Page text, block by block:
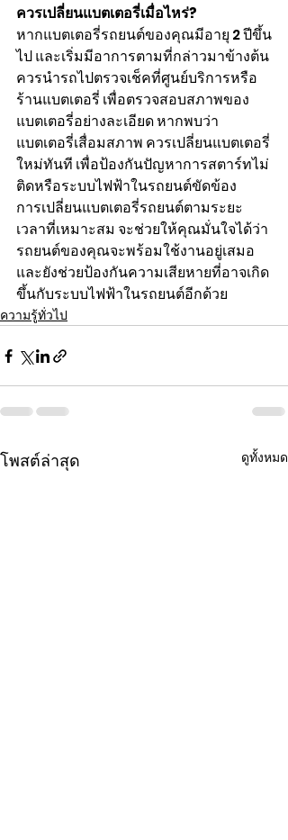
ควรเปลี่ยนแบตเตอรี่เมื่อไหร่?
หากแบตเตอรี่รถยนต์ของคุณมีอายุ 2 ปีขึ้น
ไป และเริ่มมีอาการตามที่กล่าวมาข้างต้น
ควรนำรถไปตรวจเช็คที่ศูนย์บริการหรือ
ร้านแบตเตอรี่ เพื่อตรวจสอบสภาพของ
แบตเตอรี่อย่างละเอียด หากพบว่า
แบตเตอรี่เสื่อมสภาพ ควรเปลี่ยนแบตเตอรี่
ใหม่ทันที เพื่อป้องกันปัญหาการสตาร์ทไม่
ติดหรือระบบไฟฟ้าในรถยนต์ขัดข้อง
การเปลี่ยนแบตเตอรี่รถยนต์ตามระยะ
เวลาที่เหมาะสม จะช่วยให้คุณมั่นใจได้ว่า
รถยนต์ของคุณจะพร้อมใช้งานอยู่เสมอ
และยังช่วยป้องกันความเสียหายที่อาจเกิด
ขึ้นกับระบบไฟฟ้าในรถยนต์อีกด้วย
ความรู้ทั่วไป
โพสต์ล่าสุด ดูทั้งหมด